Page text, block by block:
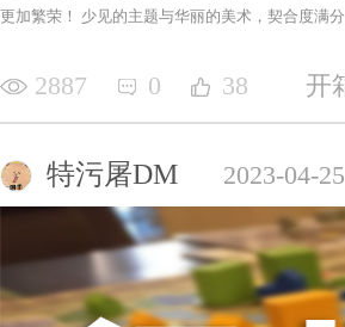
更加繁荣！ 少见的主题与华丽的美术，契合度满
2887 0 38 开
特污屠DM 2023-04-